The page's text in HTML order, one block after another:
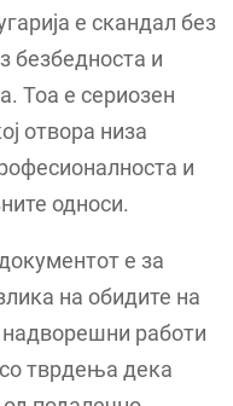
е скандал без
безбедноста и
Тоа е сериозен
отвора низа
и
односи.
е за
на обидите на
надворешни работи
тврдења дека